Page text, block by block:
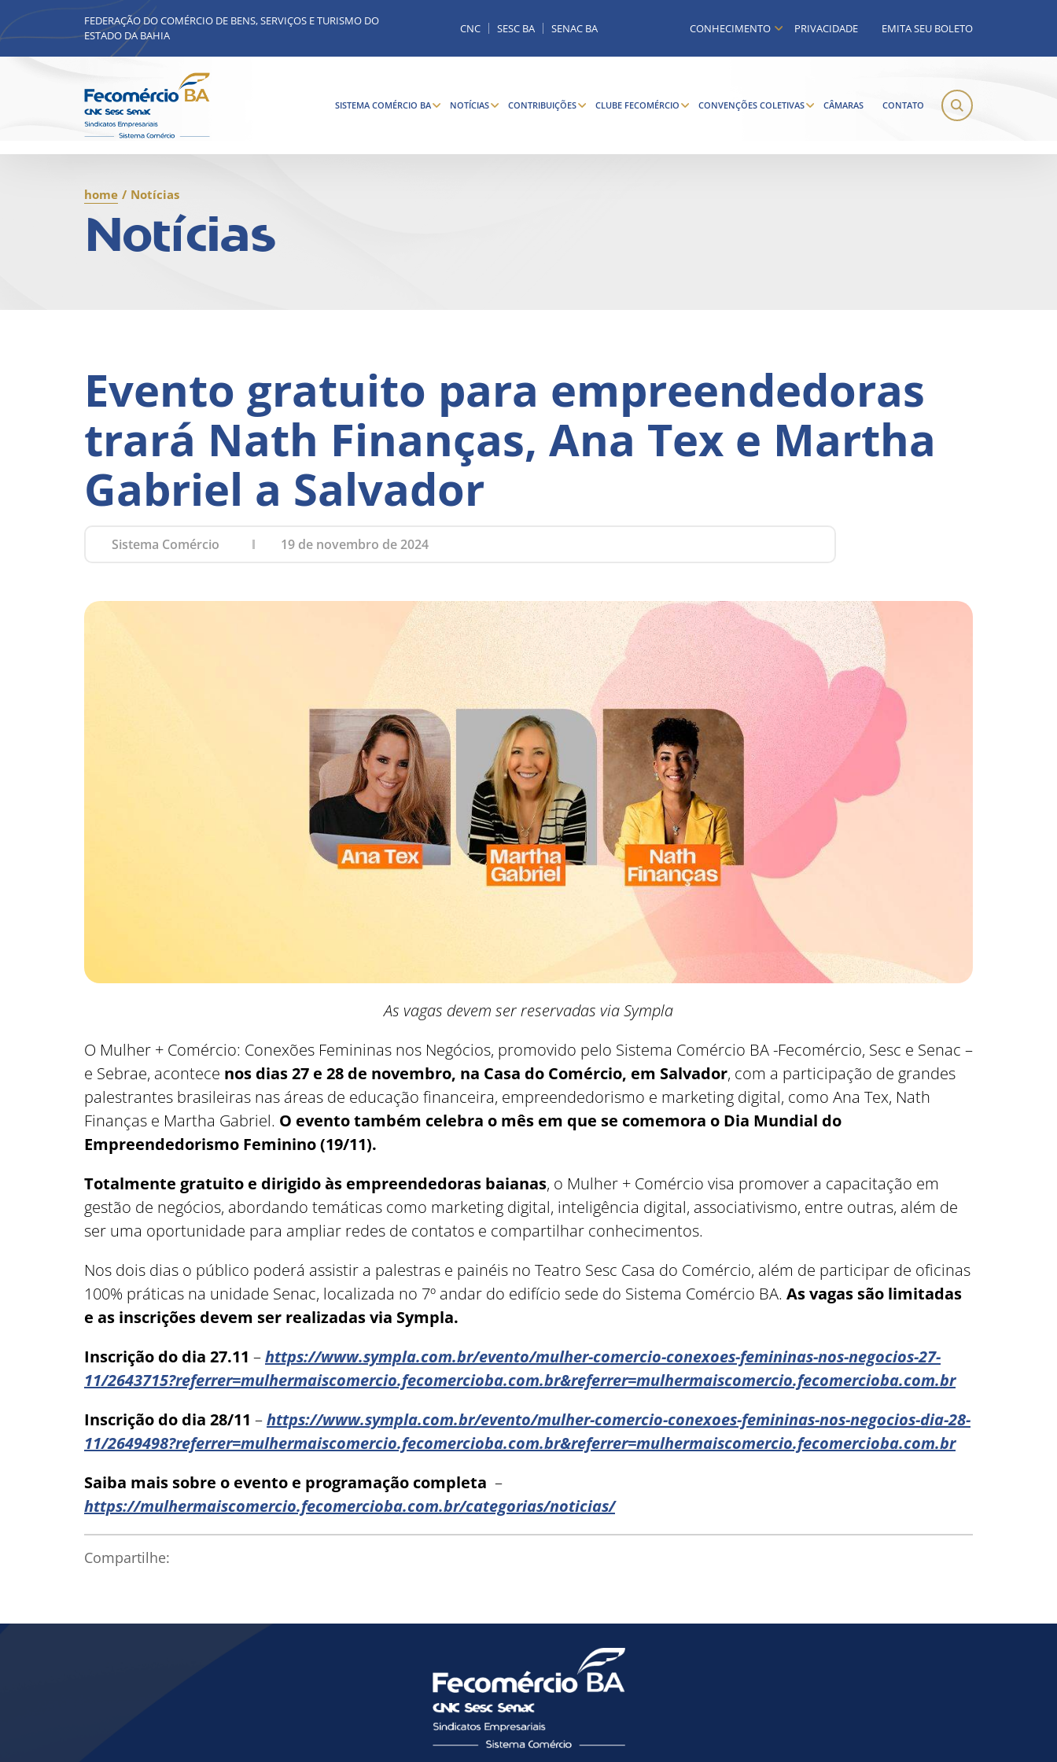
FEDERAÇÃO DO COMÉRCIO DE BENS, SERVIÇOS E TURISMO DO
ESTADO DA BAHIA
CNC SESC BA SENAC BA CONHECIMENTO PRIVACIDADE EMITA SEU BOLETO
SISTEMA COMÉRCIO BA NOTÍCIAS CONTRIBUIÇÕES CLUBE FECOMÉRCIO CONVENÇÕES COLETIVAS CÂMARAS CONTATO
Como utilizar
home / Notícias
Notícias
Evento gratuito para empreendedoras
trará Nath Finanças, Ana Tex e Martha
Gabriel a Salvador
Sistema Comércio 19 de novembro de 2024
As vagas devem ser reservadas via Sympla
O Mulher + Comércio: Conexões Femininas nos Negócios, promovido pelo Sistema Comércio BA -Fecomércio, Sesc e Senac –
e Sebrae, acontece nos dias 27 e 28 de novembro, na Casa do Comércio, em Salvador, com a participação de grandes
palestrantes brasileiras nas áreas de educação financeira, empreendedorismo e marketing digital, como Ana Tex, Nath
Finanças e Martha Gabriel. O evento também celebra o mês em que se comemora o Dia Mundial do
Empreendedorismo Feminino (19/11).
Totalmente gratuito e dirigido às empreendedoras baianas, o Mulher + Comércio visa promover a capacitação em
gestão de negócios, abordando temáticas como marketing digital, inteligência digital, associativismo, entre outras, além de
ser uma oportunidade para ampliar redes de contatos e compartilhar conhecimentos.
Nos dois dias o público poderá assistir a palestras e painéis no Teatro Sesc Casa do Comércio, além de participar de oficinas
100% práticas na unidade Senac, localizada no 7º andar do edifício sede do Sistema Comércio BA. As vagas são limitadas
e as inscrições devem ser realizadas via Sympla.
Inscrição do dia 27.11 –https://www.sympla.com.br/evento/mulher-comercio-conexoes-femininas-nos-negocios-27-
11/2643715?referrer=mulhermaiscomercio.fecomercioba.com.br&referrer=mulhermaiscomercio.fecomercioba.com.br
Inscrição do dia 28/11 –https://www.sympla.com.br/evento/mulher-comercio-conexoes-femininas-nos-negocios-dia-28-
11/2649498?referrer=mulhermaiscomercio.fecomercioba.com.br&referrer=mulhermaiscomercio.fecomercioba.com.br
Saiba mais sobre o evento e programação completa –
https://mulhermaiscomercio.fecomercioba.com.br/categorias/noticias/
Compartilhe: